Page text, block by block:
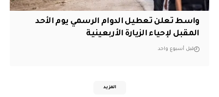
واسط تعلن تعطيل الدوام الرسمي يوم الأحد
المقبل لإحياء الزيارة الأربعينية
قبل أسبوع واحد
المزيد